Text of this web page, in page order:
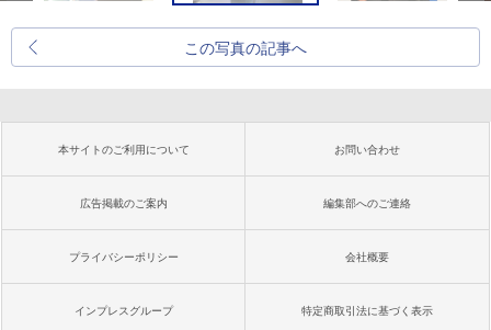
この写真の記事へ
本サイトのご利用について お問い合わせ
広告掲載のご案内 編集部へのご連絡
プライバシーポリシー 会社概要
インプレスグループ 特定商取引法に基づく表示